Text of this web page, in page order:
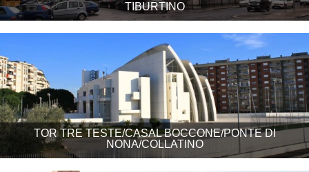
TIBURTINO
TOR TRE TESTE/CASAL BOCCONE/PONTE DI
NONA/COLLATINO